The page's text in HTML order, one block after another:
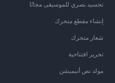
تجسيد بصري للموسيقى مجانًا
إنشاء مقطع متحرك
شعار متحرك
تحرير افتتاحية
مولد نص أنيميشن